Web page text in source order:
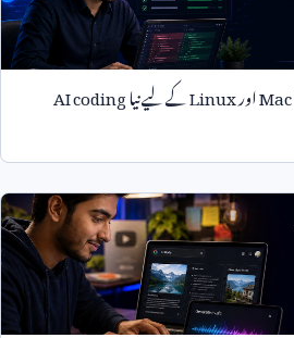
MacاورLinuxکے لیے نیاAI coding